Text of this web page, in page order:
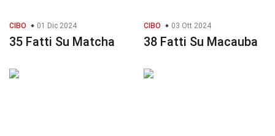
CIBO 01 Dic 2024
35 Fatti Su Matcha
CIBO 03 Ott 2024
38 Fatti Su Macauba